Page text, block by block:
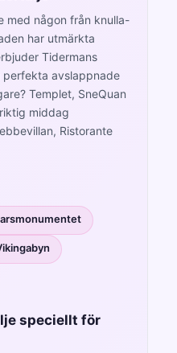
med någon från knulla-
har utmärkta
Tidermans
perfekta avslappnade
Templet, SneQuan
middag
Ristorante
speciellt för